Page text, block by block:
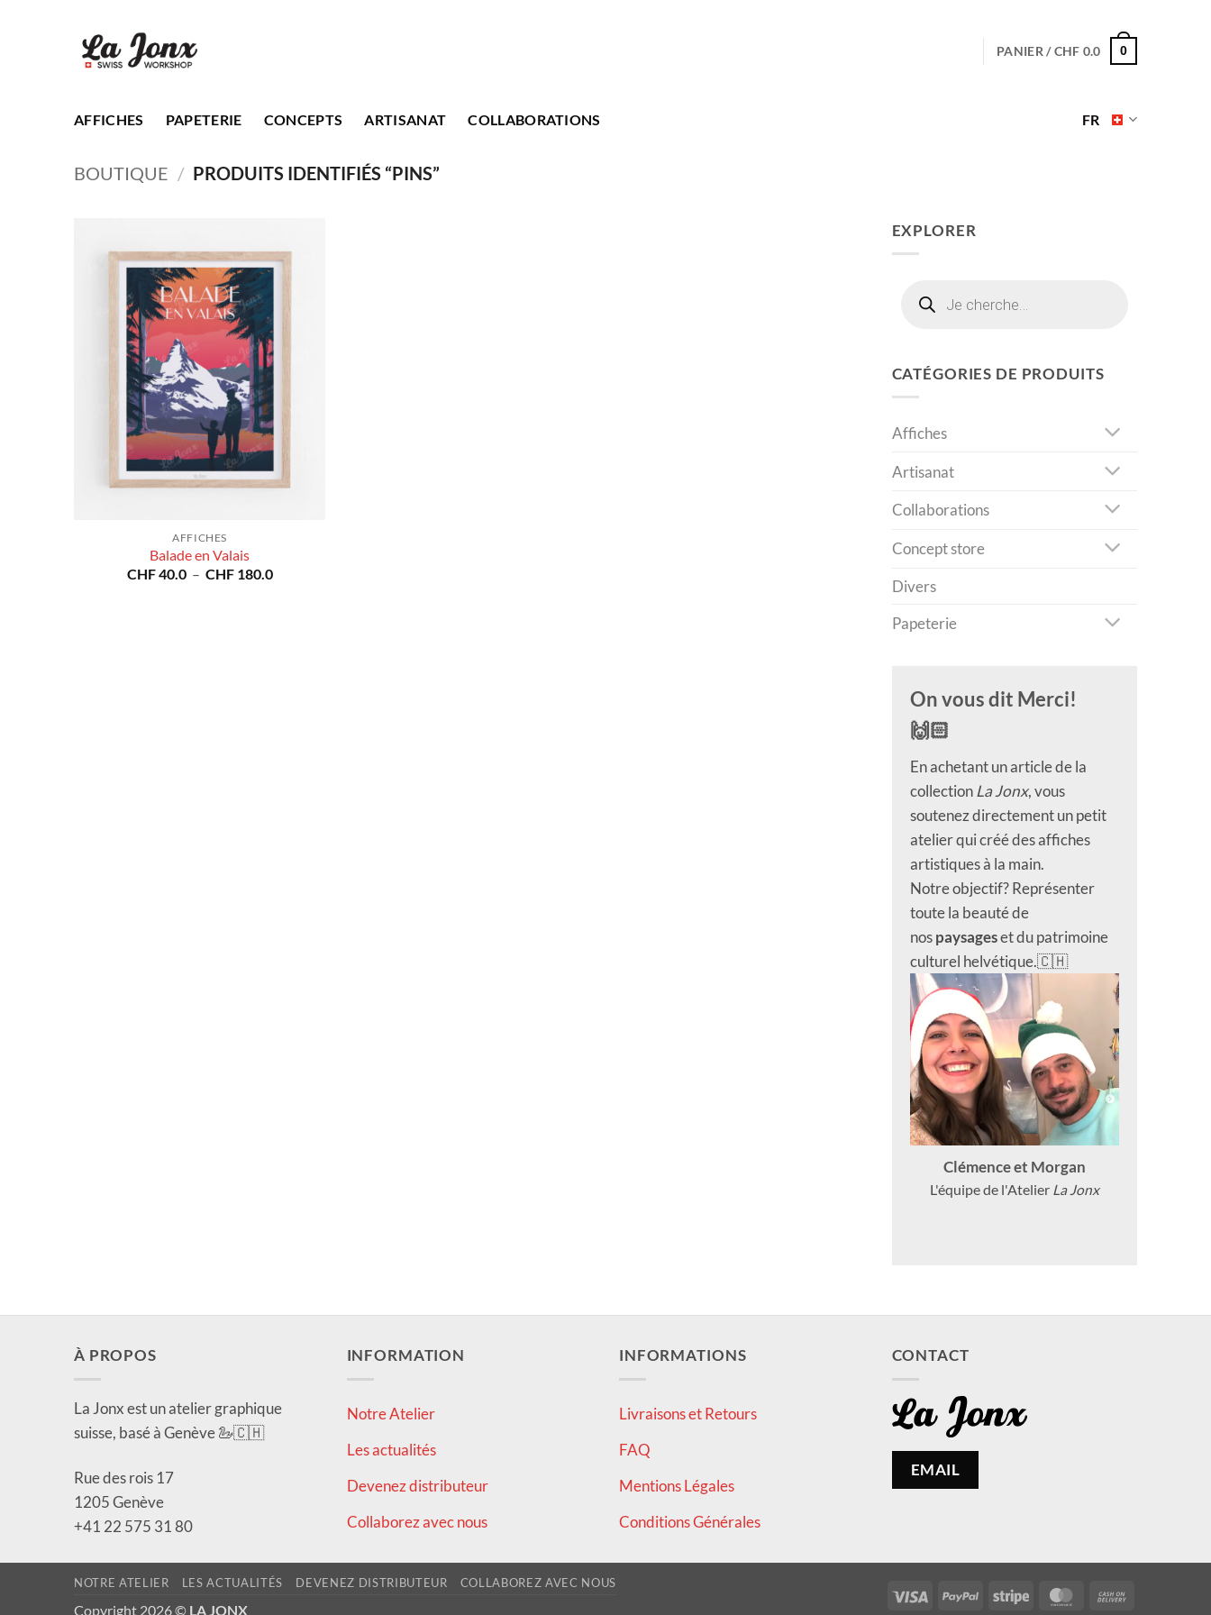
PANIER /CHF 0.0 0
AFFICHES PAPETERIE CONCEPTS ARTISANAT COLLABORATIONS FR
BOUTIQUE / PRODUITS IDENTIFIÉS “PINS”
AFFICHES
Balade en Valais
CHF40.0 – CHF180.0Plage
EXPLORER
produits
CATÉGORIES DE PRODUITS
Affiches
Artisanat
Collaborations
Concept store
Divers
Papeterie
On vous dit Merci!
🙌🏻
En achetant un article de la
collectionLa Jonx, vous
soutenez directement un petit
atelier qui créé des affiches
artistiques à la main.
Notre objectif? Représenter
toute la beauté de
nospaysageset du patrimoine
culturel helvétique.🇨🇭
Clémence et Morgan
L'équipe de l'Atelier La Jonx
À PROPOS
La Jonx est un atelier graphique
suisse, basé à Genève 🦢🇨🇭
Rue des rois 17
1205 Genève
+41 22 575 31 80
INFORMATION
Notre Atelier
Les actualités
Devenez distributeur
Collaborez avec nous
INFORMATIONS
Livraisons et Retours
FAQ
Mentions Légales
Conditions Générales
CONTACT
EMAIL
Visa PayPal Stripe MasterCard
NOTRE ATELIER LES ACTUALITÉS DEVENEZ DISTRIBUTEUR COLLABOREZ AVEC NOUS
Copyright 2026 © LA JONX